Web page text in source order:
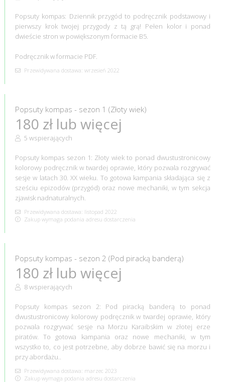
Popsuty kompas: Dziennik przygód to podręcznik podstawowy i
pierwszy krok twojej przygody z tą grą! Pełen kolor i ponad
dwieście stron w powiększonym formacie B5.
Podręcznik w formacie PDF.
Przewidywana dostawa: wrzesień 2022
Popsuty kompas - sezon 1 (Złoty wiek)
180 zł lub więcej
5 wspierających
Popsuty kompas sezon 1: Złoty wiek to ponad dwustustronicowy
kolorowy podręcznik w twardej oprawie, który pozwala rozgrywać
sesje w latach 30. XX wieku. To gotowa kampania składająca się z
sześciu epizodów (przygód) oraz nowe mechaniki, w tym sekcja
zjawisk nadnaturalnych.
Przewidywana dostawa: listopad 2022
Zakup wymaga podania adresu dostarczenia
Popsuty kompas - sezon 2 (Pod piracką banderą)
180 zł lub więcej
8 wspierających
Popsuty kompas sezon 2: Pod piracką banderą to ponad
dwustustronicowy kolorowy podręcznik w twardej oprawie, który
pozwala rozgrywać sesje na Morzu Karaibskim w złotej erze
piratów. To gotowa kampania oraz nowe mechaniki, w tym
wszystko to, co jest potrzebne, aby dobrze bawić się na morzu i
przy abordażu..
Przewidywana dostawa: marzec 2023
Zakup wymaga podania adresu dostarczenia